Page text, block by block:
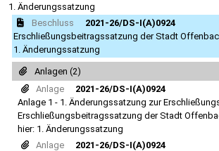
1. Änderungssatzung
Beschluss
2021-26/DS-I(A)0924
Erschließungsbeitragssatzung der Stadt
1. Änderungssatzung
Anlagen (2)
Anlage
2021-26/DS-I(A)0924
Anlage 1 - 1. Änderungssatzung zur
Erschließungsbeitragssatzung der Stadt
hier: 1. Änderungssatzung
Anlage
2021-26/DS-I(A)0924